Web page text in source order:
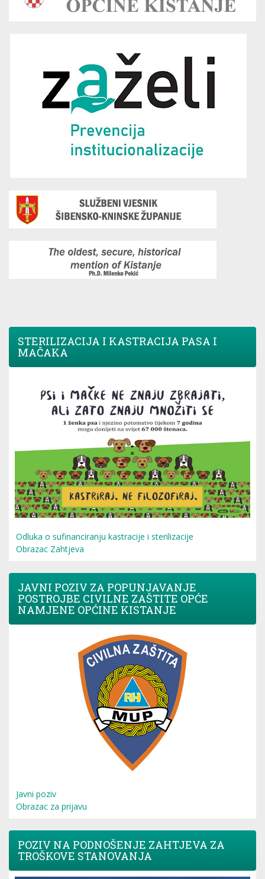
STERILIZACIJA I KASTRACIJA PASA I
MAČAKA
Odluka o sufinanciranju kastracije i sterilizacije
Obrazac Zahtjeva
JAVNI POZIV ZA POPUNJAVANJE
POSTROJBE CIVILNE ZAŠTITE OPĆE
NAMJENE OPĆINE KISTANJE
Javni poziv
Obrazac za prijavu
POZIV NA PODNOŠENJE ZAHTJEVA ZA
TROŠKOVE STANOVANJA